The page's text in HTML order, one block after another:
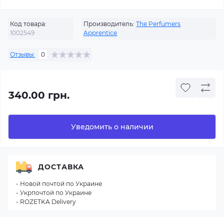
Код товара:
1002549
Производитель: The Perfumers
Apprentice
Отзывы: 0
340.00 грн.
Уведомить о наличии
ДОСТАВКА
- Новой почтой по Украине
- Укрпочтой по Украине
- ROZETKA Delivery